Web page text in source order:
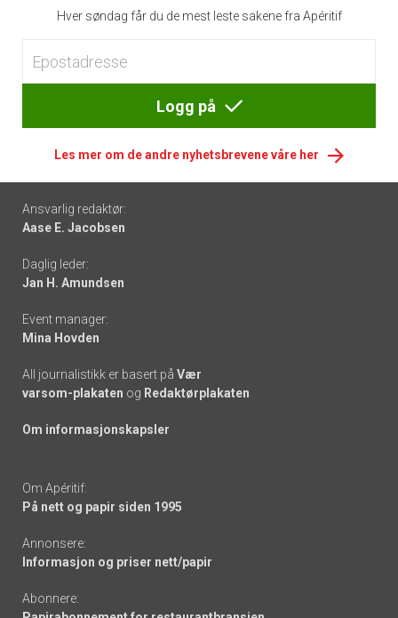
Hver søndag får du de mest leste sakene fra Apéritif
Logg på
Les mer om de andre nyhetsbrevene våre her
Footer
-
links
Ansvarlig redaktør:
Aase E. Jacobsen
Daglig leder:
Jan H. Amundsen
Event manager:
Mina Hovden
All journalistikk er basert på Vær
varsom-plakaten og Redaktørplakaten
Om informasjonskapsler
Om Apéritif:
På nett og papir siden 1995
Annonsere:
Informasjon og priser nett/papir
Abonnere: